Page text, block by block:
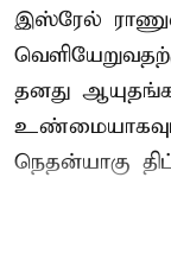
இஸ்ரேல்
தனது
நெதன்யாகு